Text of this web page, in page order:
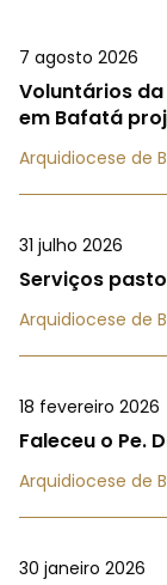
7 agosto 2026
Voluntários
em Bafatá
Arquidiocese de
31 julho 2026
Serviços
Arquidiocese de
18 fevereiro 2026
Faleceu o Pe.
Arquidiocese de
30 janeiro 2026